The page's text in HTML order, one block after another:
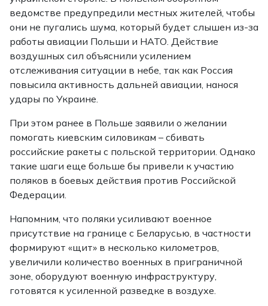
ведомстве предупредили местных жителей, чтобы
они не пугались шума, который будет слышен из-за
работы авиации Польши и НАТО. Действие
воздушных сил объяснили усилением
отслеживания ситуации в небе, так как Россия
повысила активность дальней авиации, нанося
удары по Украине.
При этом ранее в Польше заявили о желании
помогать киевским силовикам – сбивать
российские ракеты с польской территории. Однако
такие шаги еще больше бы привели к участию
поляков в боевых действия против Российской
Федерации.
Напомним, что поляки усиливают военное
присутствие на границе с Беларусью, в частности
формируют «щит» в несколько километров,
увеличили количество военных в приграничной
зоне, оборудуют военную инфраструктуру,
готовятся к усиленной разведке в воздухе.